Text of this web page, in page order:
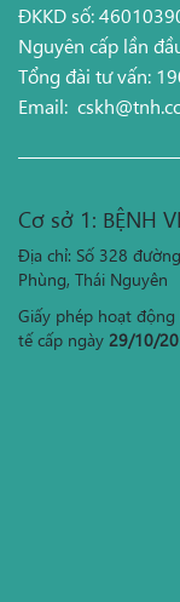
ĐKKD số:
Nguyên cấp lần
Tổng đài tư vấn:
Email:
Cơ sở 1: BỆNH
Địa chỉ: Số 328
Phùng, Thái Nguyên
Giấy phép hoạt
tế cấp ngày 29/10/